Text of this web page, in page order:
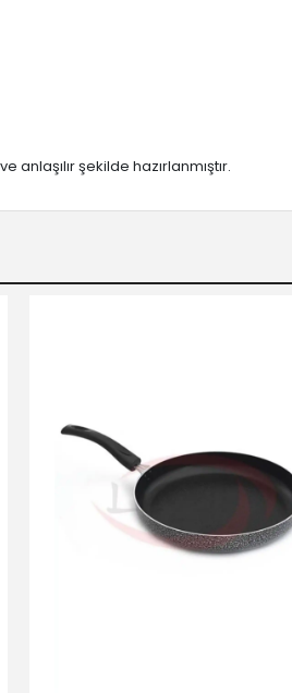
anlaşılır şekilde hazırlanmıştır.